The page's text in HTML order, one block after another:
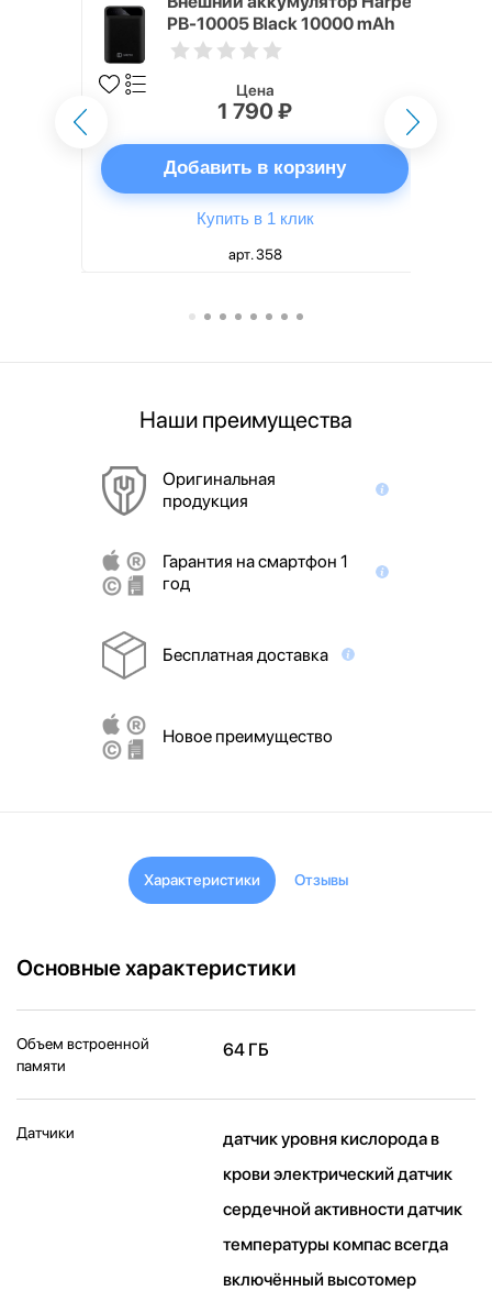
PB-10005 Black 10000 mAh
Цена
1 790 ₽
Добавить в корзину
Купить в 1 клик
арт. 358
Наши преимущества
Оригинальная
продукция
Гарантия на смартфон 1
год
Бесплатная доставка
Новое преимущество
Характеристики Отзывы
Основные характеристики
Объем встроенной
памяти
64 ГБ
Датчики
датчик уровня кислорода в
крови электрический датчик
сердечной активности датчик
температуры компас всегда
включённый высотомер